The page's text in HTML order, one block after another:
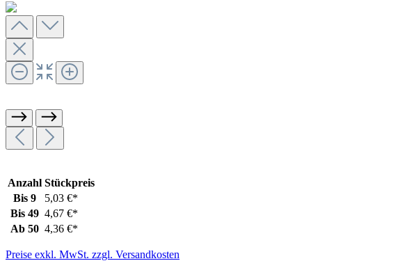
Anzahl Stückpreis
Bis 9
5,03 €*
Bis 49 4,67 €*
Ab 50 4,36 €*
Preise exkl. MwSt. zzgl. Versandkosten